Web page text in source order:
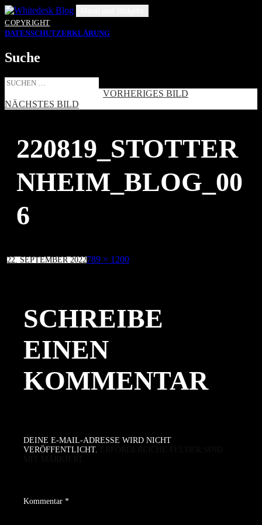
Zum
Inhalt
springen
COPYRIGHT
DATENSCHUTZERKLÄRUNG
Suche
Suche
VORHERIGES BILD
NÄCHSTES BILD
220819_STOTTER
NHEIM_BLOG_00
6
Veröffentlicht
am
22. SEPTEMBER 2022Volle
789 × 1200
SCHREIBE
EINEN
KOMMENTAR
DEINE E-MAIL-ADRESSE WIRD NICHT
VERÖFFENTLICHT.
Kommentar *